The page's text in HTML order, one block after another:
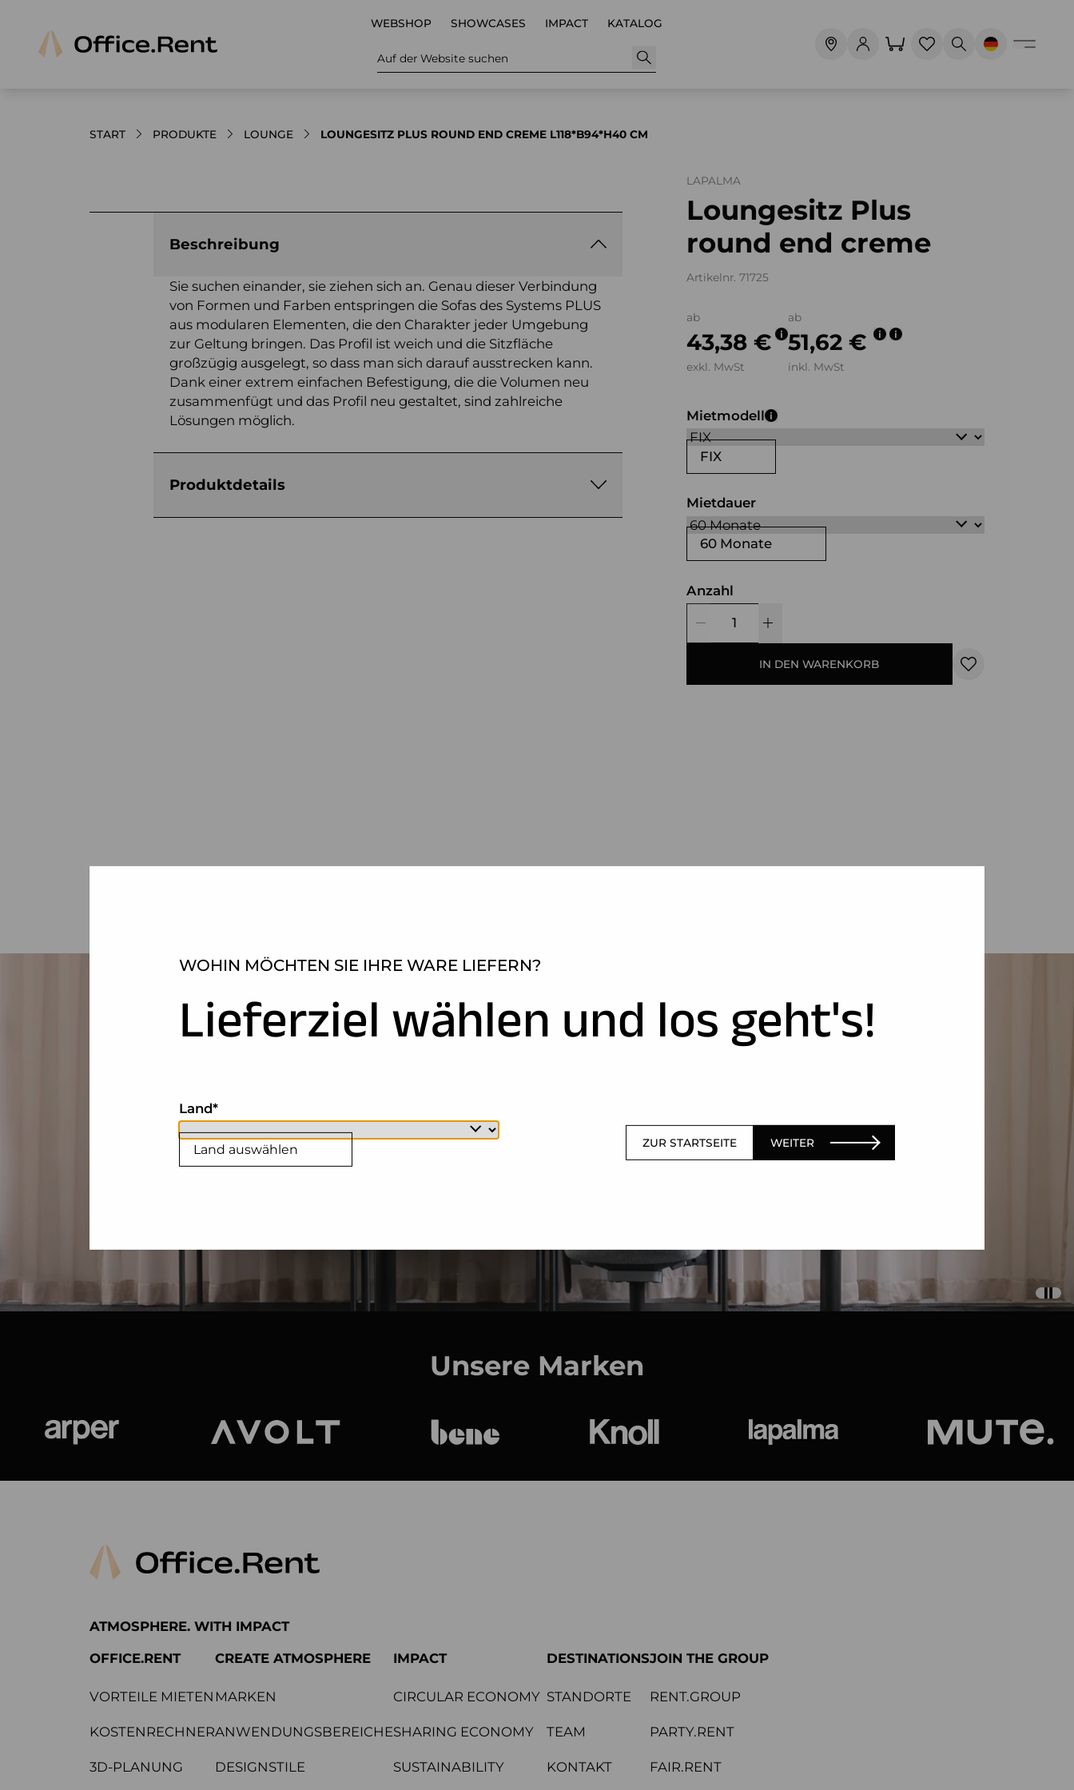
WEBSHOP SHOWCASES IMPACT KATALOG
Auf der Website suchen
WOHIN MÖCHTEN SIE IHRE WARE LIEFERN?
Lieferziel wählen und los geht's!
Land auswählen
Land
ZUR STARTSEITE WEITER
START PRODUKTE LOUNGE LOUNGESITZ PLUS ROUND END CREME L118*B94*H40 CM
LAPALMA
Loungesitz Plus
round end creme
Artikelnr. 71725
ab
43,38 €
exkl. MwSt
ab
51,62 €
inkl. MwSt
FIX
Mietmodell
60 Monate
Mietdauer
Anzahl
IN DEN WARENKORB
Beschreibung
Sie suchen einander, sie ziehen sich an. Genau dieser Verbindung
von Formen und Farben entspringen die Sofas des Systems PLUS
aus modularen Elementen, die den Charakter jeder Umgebung
zur Geltung bringen. Das Profil ist weich und die Sitzfläche
großzügig ausgelegt, so dass man sich darauf ausstrecken kann.
Dank einer extrem einfachen Befestigung, die die Volumen neu
zusammenfügt und das Profil neu gestaltet, sind zahlreiche
Lösungen möglich.
Produktdetails
Unsere Marken
ATMOSPHERE. WITH IMPACT
OFFICE.RENT
VORTEILE MIETEN
KOSTENRECHNER
3D-PLANUNG
CREATE ATMOSPHERE
MARKEN
ANWENDUNGSBEREICHE
DESIGNSTILE
IMPACT
CIRCULAR ECONOMY
SHARING ECONOMY
SUSTAINABILITY
DESTINATIONS
STANDORTE
TEAM
KONTAKT
JOIN THE GROUP
RENT.GROUP
PARTY.RENT
FAIR.RENT